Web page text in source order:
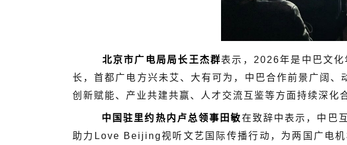
北京市广电局局长王杰群表 示，2026年是中巴文
长，首都广电方兴未艾、大有可为，中巴合作前景广阔
创新赋能、产业共建共赢、人才交流互鉴等方面持续深化
中国驻里约热内卢总领事田敏在致辞中表示，中巴
助力Love Beijing视听文艺国际传播行动，为两国广电